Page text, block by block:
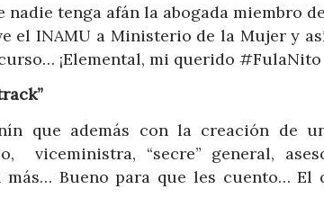
nadie tenga afán la abogada miembro
el INAMU a Ministerio de la Mujer y
¡Elemental, mi querido #FulaNito
que además con la creación de
viceministra, “secre” general,
más… Bueno para que les cuento…